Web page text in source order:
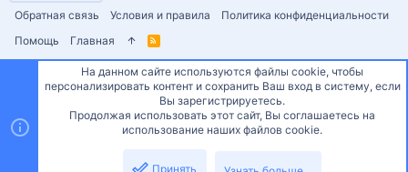
Обратная связь
Условия и правила
Политика конфиденциальности
Помощь
Главная
R
S
СверхуСнизу
На данном сайте используются файлы cookie, чтобы
персонализировать контент и сохранить Ваш вход в систему, если
Вы зарегистрируетесь.
Продолжая использовать этот сайт, Вы соглашаетесь на
использование наших файлов cookie.
Принять